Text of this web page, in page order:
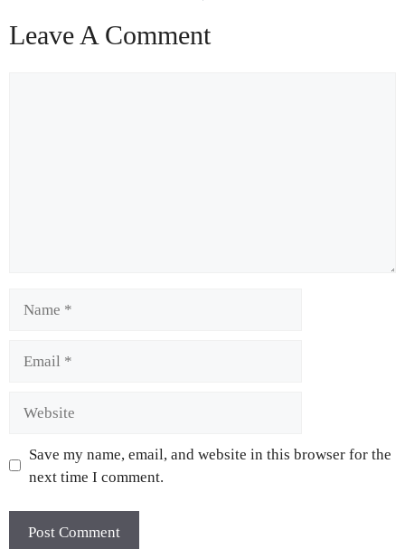
Leave A Comment
Save my name, email, and website in this browser for the
next time I comment.